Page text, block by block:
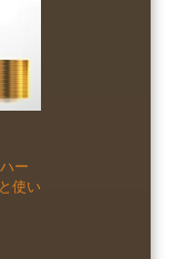
ー
使い